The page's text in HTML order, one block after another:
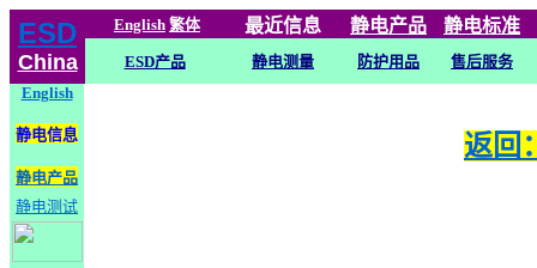
ESD
China
English 繁体 最近信息 静电产品 静电标准
ESD产品 静电测量 防护用品
售后服务
English
静电信息
静电产品
静电测试
返回